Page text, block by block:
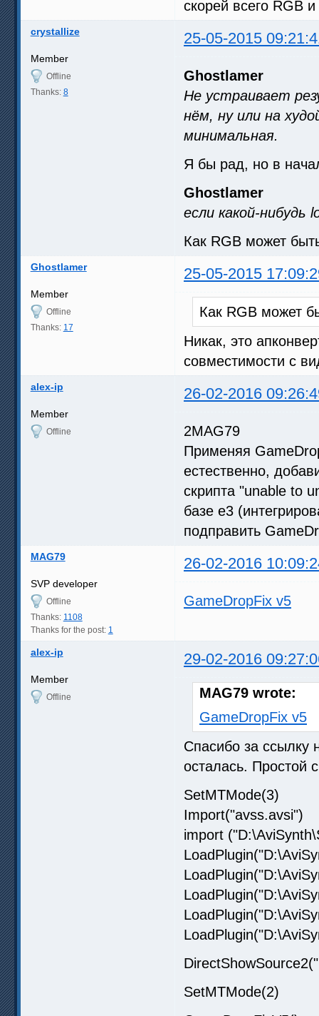
скорей всего RGB и
crystallize 25-05-2015
Member
Offline
Thanks: 8
Ghostlamer
Не устраивает
нём, ну или на
минимальная.
Я бы рад, но в
Ghostlamer
если какой-нибудь
Как RGB может
Ghostlamer 25-05-2015
Member
Offline
Thanks: 17
Как RGB может
Никак, это
совместимости с
alex-ip 26-02-2016
Member
Offline
2MAG79
Применяя
естественно,
скрипта "unable to
базе е3
подправить
MAG79 26-02-2016
SVP developer
Offline
Thanks: 1108
Thanks for the post: 1
GameDropFix v5
alex-ip 29-02-2016
Member
Offline
MAG79 wrote:
GameDropFix v5
Спасибо за
осталась. Простой
SetMTMode(3)
Import("avss.avsi")
import
SetMTMode(2)